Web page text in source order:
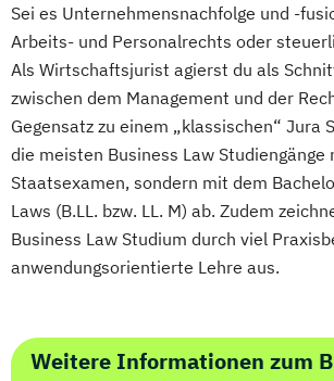
Sei es Unternehmensnachfolge und -
Arbeits- und Personalrechts oder
Als Wirtschaftsjurist agierst du als
zwischen dem Management und der
Gegensatz zu einem „klassischen“ Jura
die meisten Business Law
Staatsexamen, sondern mit dem
Laws (B.LL. bzw. LL. M) ab. Zudem
Business Law Studium durch viel
anwendungsorientierte Lehre aus.
Weitere Informationen zum